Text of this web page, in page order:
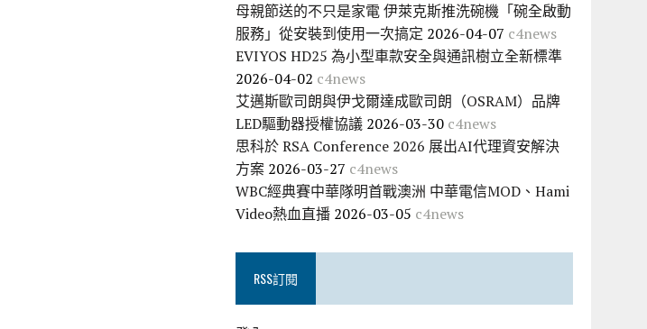
母親節送的不只是家電 伊萊克斯推洗碗機「碗全啟動
服務」從安裝到使用一次搞定 2026-04-07 c4news
EVIYOS HD25 為小型車款安全與通訊樹立全新標準
2026-04-02 c4news
艾邁斯歐司朗與伊戈爾達成歐司朗（OSRAM）品牌
LED驅動器授權協議 2026-03-30 c4news
思科於 RSA Conference 2026 展出AI代理資安解決
方案 2026-03-27 c4news
WBC經典賽中華隊明首戰澳洲 中華電信MOD、Hami
Video熱血直播 2026-03-05 c4news
RSS訂閱